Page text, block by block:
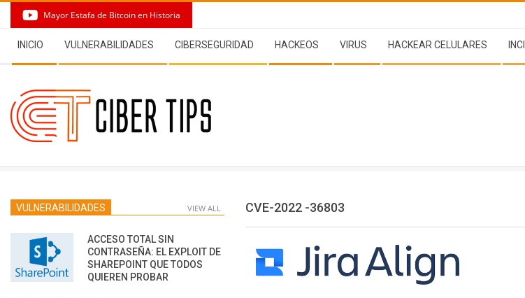
content
Mayor Estafa de Bitcoin en Historia
Navigation
Menu
INICIO VULNERABILIDADES CIBERSEGURIDAD HACKEOS VIRUS HACKEAR CELULARES
CVE-2022 -36803
VULNERABILIDADES VIEW ALL
ACCESO TOTAL SIN
CONTRASEÑA: EL EXPLOIT DE
SHAREPOINT QUE TODOS
QUIEREN PROBAR